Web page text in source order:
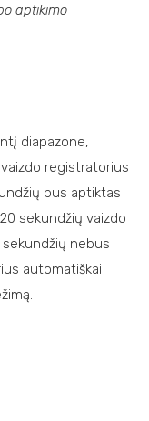
aptikimo
diapazone,
registratorius
bus aptiktas
sekundžių vaizdo
nebus
automatiškai